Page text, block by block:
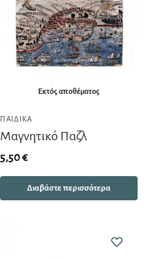
Εκτός αποθέματος
ΠΑΙΔΙΚΆ
Μαγνητικό Παζλ
5,50€
Διαβάστε περισσότερα